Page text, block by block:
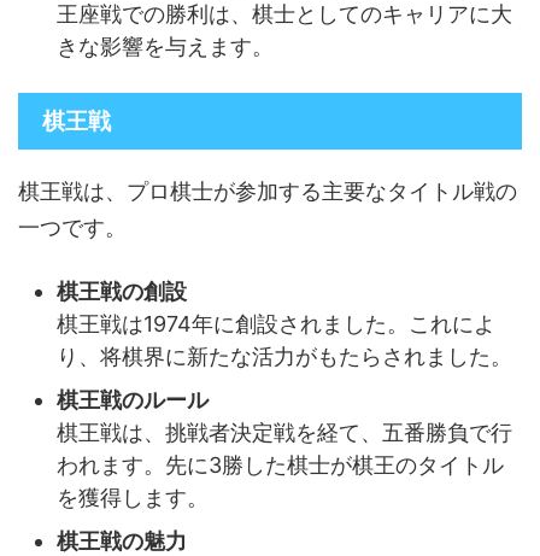
王座戦での勝利は、棋士としてのキャリアに大
きな影響を与えます。
棋王戦
棋王戦は、プロ棋士が参加する主要なタイトル戦の
一つです。
棋王戦の創設
棋王戦は1974年に創設されました。これによ
り、将棋界に新たな活力がもたらされました。
棋王戦のルール
棋王戦は、挑戦者決定戦を経て、五番勝負で行
われます。先に3勝した棋士が棋王のタイトル
を獲得します。
棋王戦の魅力